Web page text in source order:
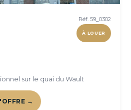
Réf. 59_0302
À LOUER
sur le quai du Wault
→